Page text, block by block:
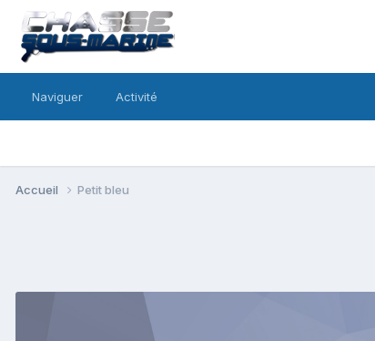
Naviguer Activité
Accueil Petit bleu